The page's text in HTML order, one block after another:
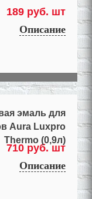
189 руб. шт
Описание
эмаль для
Aura Luxpro
Thermo (0,9л)
710 руб. шт
Описание